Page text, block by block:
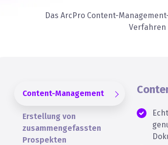
Das ArcPro Content-
Verfahren
Content-Management
Erstellung von
zusammengefassten
Prospekten